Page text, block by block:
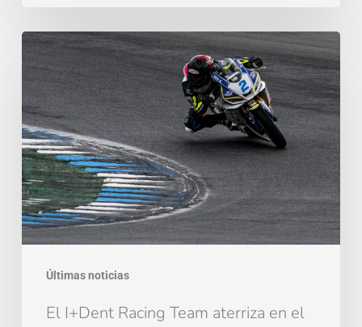
Últimas noticias
El
I+Dent
Racing
Team
aterriza
en
el
Circuito
de
El I+Dent Racing Team aterriza en el